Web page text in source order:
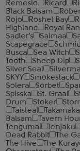
Remeslo
Ricard
Black Balsam
Rojo
Roshel Bay
Highland
Royal
Sadler's
Saimaa
Scapegrace
Busca
Sea Witch
Tooth
Sheep Dip
Silver Seal
SKYY
Smokestack
Solera
Sorbet
Spisska
St. Graal
Drum
Stoker
Taisteal
Takamaka
Balsam
Tavern
Tengumai
Tenjaku
Dead Rabbit
The
The Hive
The